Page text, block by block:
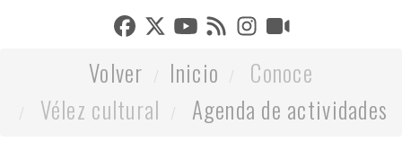
Volver Inicio
Conoce
Vélez cultural
Agenda de actividades